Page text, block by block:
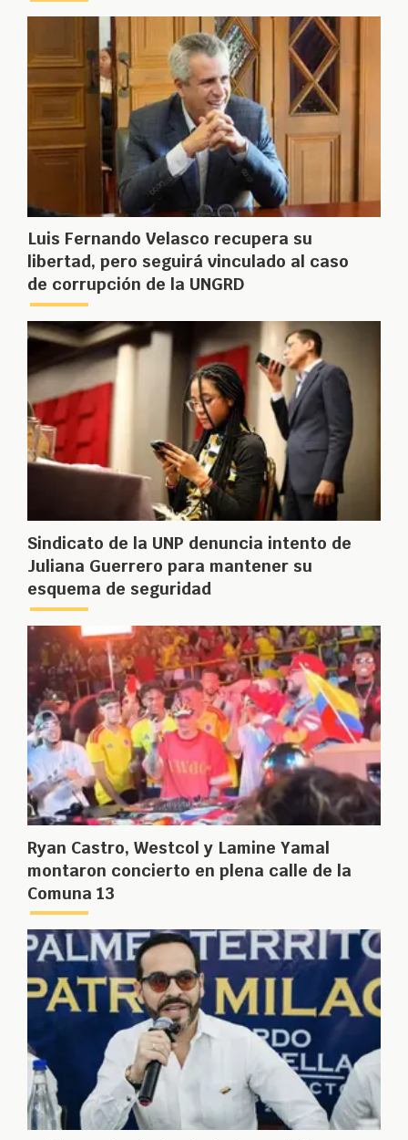
Luis Fernando Velasco recupera su
libertad, pero seguirá vinculado al caso
de corrupción de la UNGRD
Sindicato de la UNP denuncia intento de
Juliana Guerrero para mantener su
esquema de seguridad
Ryan Castro, Westcol y Lamine Yamal
montaron concierto en plena calle de la
Comuna 13